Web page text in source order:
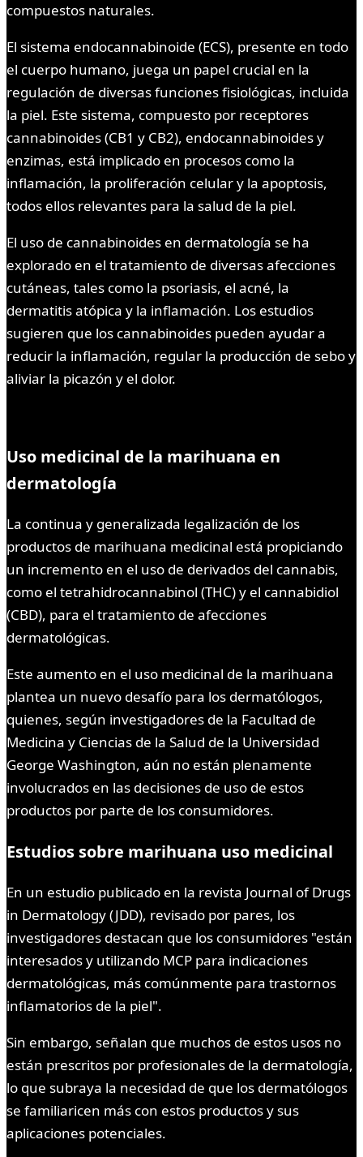
compuestos naturales.
El sistema endocannabinoide (ECS), presente en todo
el cuerpo humano, juega un papel crucial en la
regulación de diversas funciones fisiológicas, incluida
la piel. Este sistema, compuesto por receptores
cannabinoides (CB1 y CB2), endocannabinoides y
enzimas, está implicado en procesos como la
inflamación, la proliferación celular y la apoptosis,
todos ellos relevantes para la salud de la piel.
El uso de cannabinoides en dermatología se ha
explorado en el tratamiento de diversas afecciones
cutáneas, tales como la psoriasis, el acné, la
dermatitis atópica y la inflamación. Los estudios
sugieren que los cannabinoides pueden ayudar a
reducir la inflamación, regular la producción de sebo y
aliviar la picazón y el dolor.
Uso medicinal de la marihuana en
dermatología
La continua y generalizada legalización de los
productos de marihuana medicinal está propiciando
un incremento en el uso de derivados del cannabis,
como el tetrahidrocannabinol (THC) y el cannabidiol
(CBD), para el tratamiento de afecciones
dermatológicas.
Este aumento en el uso medicinal de la marihuana
plantea un nuevo desafío para los dermatólogos,
quienes, según investigadores de la Facultad de
Medicina y Ciencias de la Salud de la Universidad
George Washington, aún no están plenamente
involucrados en las decisiones de uso de estos
productos por parte de los consumidores.
Estudios sobre marihuana uso medicinal
En un estudio publicado en la revista Journal of Drugs
in Dermatology (JDD), revisado por pares, los
investigadores destacan que los consumidores "están
interesados y utilizando MCP para indicaciones
dermatológicas, más comúnmente para trastornos
inflamatorios de la piel".
Sin embargo, señalan que muchos de estos usos no
están prescritos por profesionales de la dermatología,
lo que subraya la necesidad de que los dermatólogos
se familiaricen más con estos productos y sus
aplicaciones potenciales.